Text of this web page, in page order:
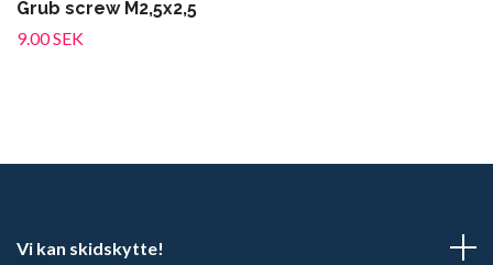
Grub screw M2,5x2,5
9.00 SEK
Vi kan skidskytte!